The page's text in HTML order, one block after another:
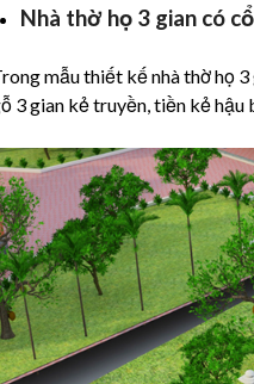
Nhà thờ họ 3 gian có
mẫu thiết kế nhà thờ họ
3 gian kẻ truyền, tiền kẻ hậu